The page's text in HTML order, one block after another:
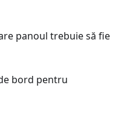
panoul trebuie să fie
bord pentru